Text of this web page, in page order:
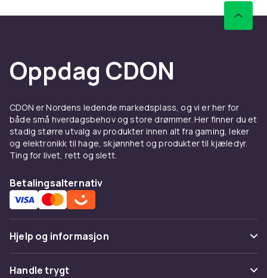
Oppdag CDON
CDON er Nordens ledende markedsplass, og vi er her for
både små hverdagsbehov og store drømmer. Her finner du et
stadig større utvalg av produkter innen alt fra gaming, leker
og elektronikk til hage, skjønnhet og produkter til kjæledyr.
Ting for livet, rett og slett.
Betalingsalternativ
Hjelp og informasjon
Vanlige spørsmål
Handle trygt